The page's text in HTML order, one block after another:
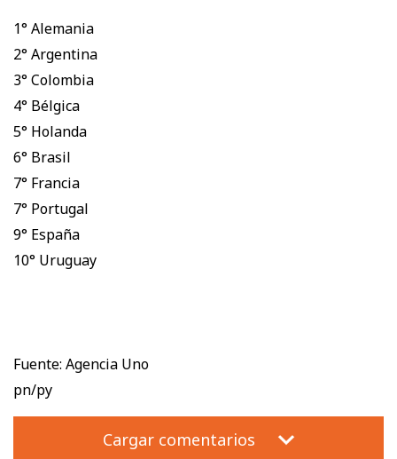
1° Alemania
2° Argentina
3° Colombia
4° Bélgica
5° Holanda
6° Brasil
7° Francia
7° Portugal
9° España
10° Uruguay
Fuente: Agencia Uno
pn/py
Cargar comentarios